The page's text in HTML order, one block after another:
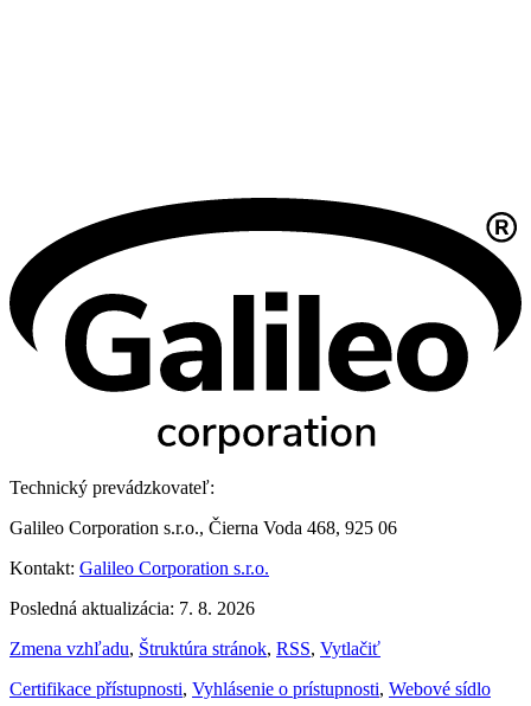
Technický prevádzkovateľ:
Galileo Corporation s.r.o., Čierna Voda 468, 925 06
Kontakt: Galileo Corporation s.r.o.
Posledná aktualizácia: 7. 8. 2026
Zmena vzhľadu, Štruktúra stránok, RSS, Vytlačiť
Certifikace přístupnosti, Vyhlásenie o prístupnosti, Webové sídlo